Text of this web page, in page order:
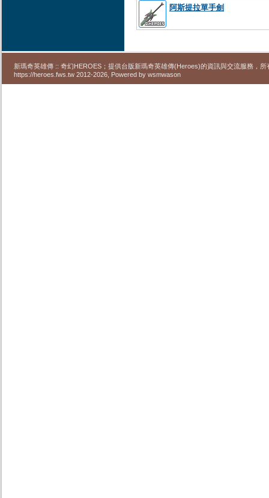
阿斯提拉單手劍
新瑪奇英雄傳 :: 奇幻HEROES；提供台版新瑪奇英雄傳(Heroes)的資訊與交流服務，
https://heroes.fws.tw 2012-2026, Powered by wsmwason